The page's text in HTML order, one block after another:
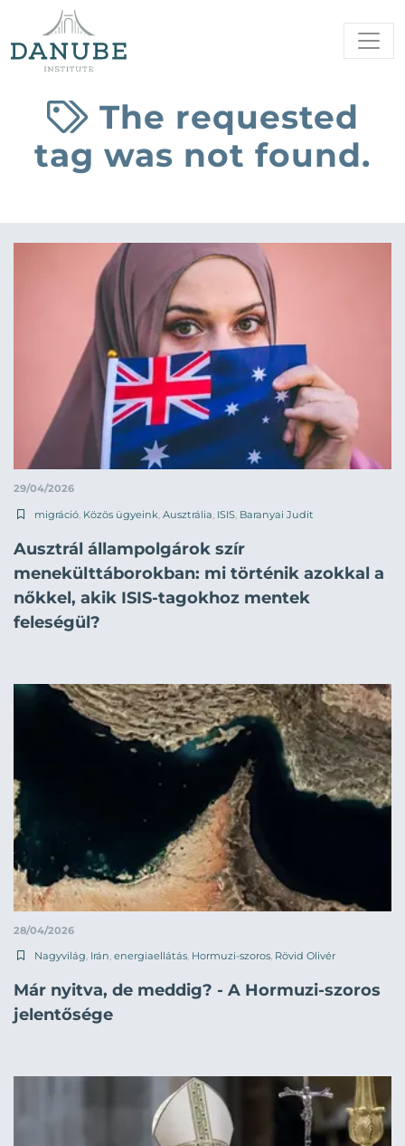
The requested
tag was not found.
29/04/2026
migráció Közös ügyeink Ausztrália ISIS Baranyai Judit
Ausztrál állampolgárok szír
menekülttáborokban: mi történik azokkal a
nőkkel, akik ISIS-tagokhoz mentek
feleségül?
28/04/2026
Nagyvilág Irán energiaellátás Hormuzi-szoros Rövid Olivér
Már nyitva, de meddig? - A Hormuzi-szoros
jelentősége